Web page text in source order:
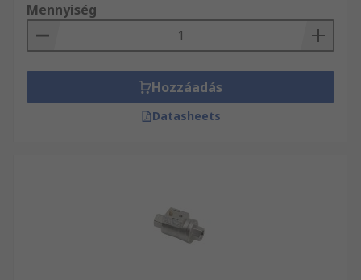
Mennyiség
Hozzáadás
Datasheets